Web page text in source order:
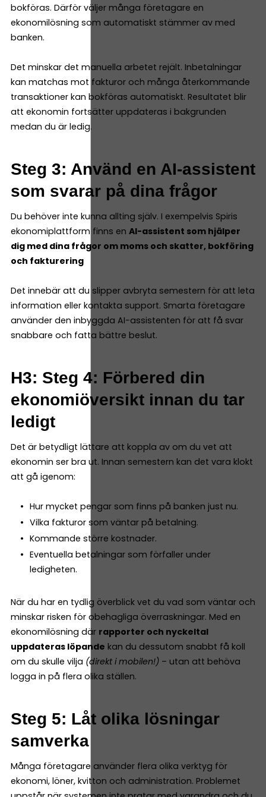
bokföras. Därför väljer många företagare en
ekonomilösning som automatiskt stämmer av med
banken.
Det minskar det manuella arbetet rejält. Inbetalningar
kan matchas mot fakturor och många återkommande
transaktioner kan bokföras automatiskt. Resultatet blir
att ekonomin fortsätter uppdateras i bakgrunden
medan du är ledig.
Steg 3: Använd en AI-assistent
som svarar på dina frågor
Du behöver inte kunna allting själv. I exempelvis Spiris
ekonomiplattform finns en AI-assistent som hjälper
dig med dina frågor om moms och skatter, bokföring
och fakturering
Det innebär att du slipper avbryta semestern för att leta
information eller kontakta support. Smarta företagare
använder den inbyggda AI-assistenten för att få svar
snabbare och fatta bättre beslut.
H3: Steg 4: Förbered din
ekonomiöversikt innan du tar
ledigt
Det är betydligt lättare att koppla av om du vet att
ekonomin ser bra ut. Innan semestern kan det vara klokt
att gå igenom:
Hur mycket pengar som finns på banken just nu.
Vilka fakturor som väntar på betalning.
Kommande större kostnader.
Eventuella betalningar som förfaller under
ledigheten.
När du har en tydlig överblick vet du vad som väntar och
minskar risken för obehagliga överraskningar. Med en
ekonomilösning där rapporter och nyckeltal
uppdateras löpande kan du dessutom snabbt få koll
om du skulle vilja (direkt i mobilen!) – utan att behöva
logga in på flera olika ställen.
Steg 5: Låt olika lösningar
samverka
Många företagare använder flera olika verktyg för
ekonomi, löner, kvitton och administration. Problemet